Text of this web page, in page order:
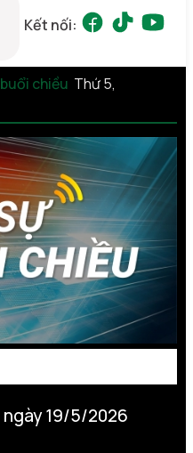
Kết nối:
chiều Thứ 5,
19/5/2026